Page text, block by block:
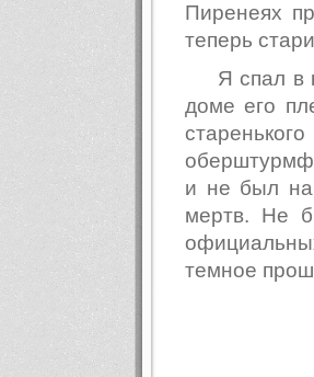
Пиренеях
теперь
Я спал в
доме его
и не был
мертв. Не
темное